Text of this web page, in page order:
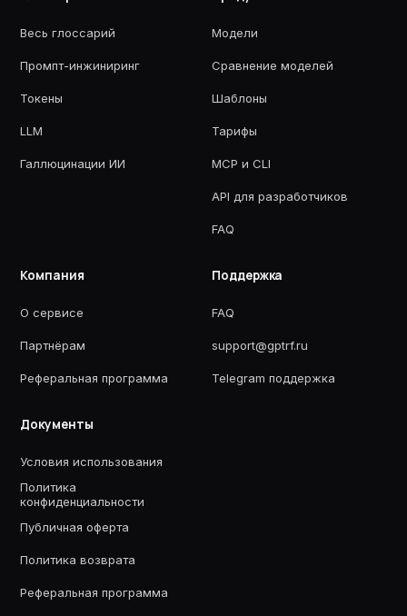
Весь глоссарий
Промпт-инжиниринг
Токены
LLM
Галлюцинации ИИ
Модели
Сравнение моделей
Шаблоны
Тарифы
MCP и CLI
API для разработчиков
FAQ
Компания
О сервисе
Партнёрам
Реферальная программа
Поддержка
FAQ
support@gptrf.ru
Telegram поддержка
Документы
Условия использования
Политика
конфиденциальности
Публичная оферта
Политика возврата
Реферальная программа